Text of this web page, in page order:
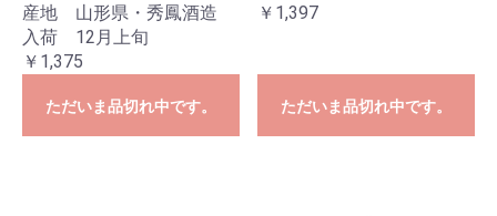
産地 山形県・秀鳳酒造
入荷 12月上旬
￥1,375
ただいま品切れ中です。
￥1,397
ただいま品切れ中です。